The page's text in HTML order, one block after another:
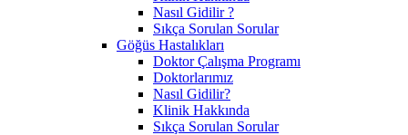
Nasıl Gidilir ?
Sıkça Sorulan Sorular
Göğüs Hastalıkları
Doktor Çalışma Programı
Doktorlarımız
Nasıl Gidilir?
Klinik Hakkında
Sıkça Sorulan Sorular